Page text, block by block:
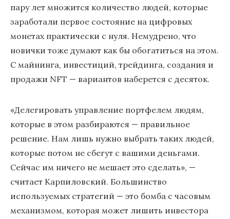
пару лет множится количество людей, которые
заработали первое состояние на цифровых
монетах практически с нуля. Немудрено, что
новички тоже думают как бы обогатиться на этом.
С майнинга, инвестиций, трейдинга, создания и
продажи NFT — вариантов наберется с десяток.
«Делегировать управление портфелем людям,
которые в этом разбираются — правильное
решение. Нам лишь нужно выбрать таких людей,
которые потом не сбегут с вашими деньгами.
Сейчас им ничего не мешает это сделать», —
считает Карпиловский. Большинство
используемых стратегий — это бомба с часовым
механизмом, которая может лишить инвестора